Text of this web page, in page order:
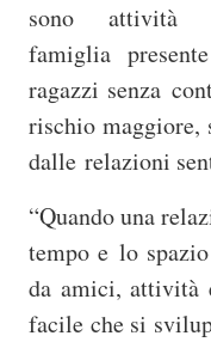
sono attività
famiglia
ragazzi senza
rischio maggiore,
dalle relazioni
“Quando una
tempo e lo
da amici, attività
facile che si